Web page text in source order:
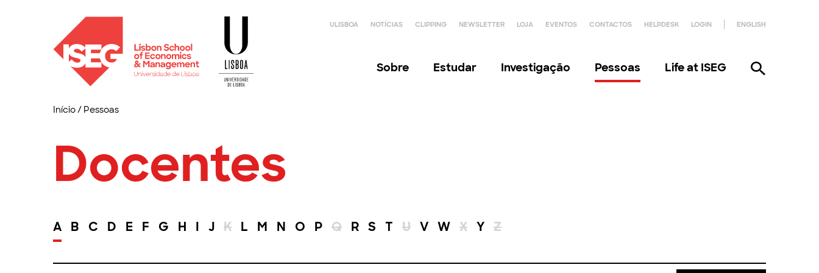
ULISBOA NOTÍCIAS CLIPPING NEWSLETTER LOJA EVENTOS CONTACTOS HELPDESK LOGIN ENGLISH
Sobre Estudar Investigação Pessoas Life at ISEG
Início/ Pessoas
Docentes
A B C D E F G H I J K L M N O P Q R S T U V W X Y Z